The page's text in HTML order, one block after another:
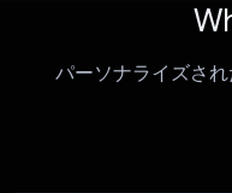
パーソナライズさ